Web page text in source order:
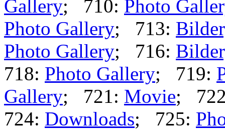
Gallery; 710: Photo
Photo Gallery; 713:
Photo Gallery; 716:
718: Photo Gallery; 719:
Gallery; 721: Movie;
724: Downloads; 725: